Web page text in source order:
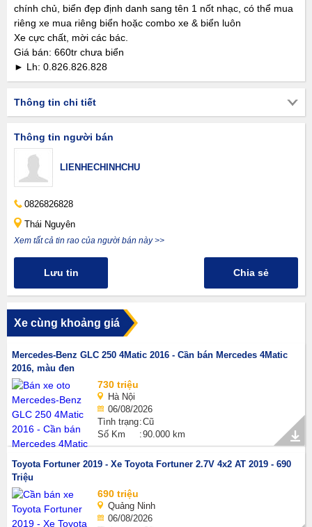
chính chủ, biển đẹp định danh sang tên 1 nốt nhạc, có thể mua
riêng xe mua riêng biển hoặc combo xe & biển luôn
Xe cực chất, mời các bác.
Giá bán: 660tr chưa biển
► Lh: 0.826.826.828
Thông tin chi tiết
Thông tin người bán
LIENHECHINHCHU
0826826828
Thái Nguyên
Xem tất cả tin rao của người bán này >>
Lưu tin Chia sẻ
Xe cùng khoảng giá
Mercedes-Benz GLC 250 4Matic 2016 - Cần bán Mercedes 4Matic
2016, màu đen
730 triệu
Hà Nội
06/08/2026
Tình trạng Cũ
Số Km
90.000 km
Toyota Fortuner 2019 - Xe Toyota Fortuner 2.7V 4x2 AT 2019 - 690
Triệu
690 triệu
Quảng Ninh
06/08/2026